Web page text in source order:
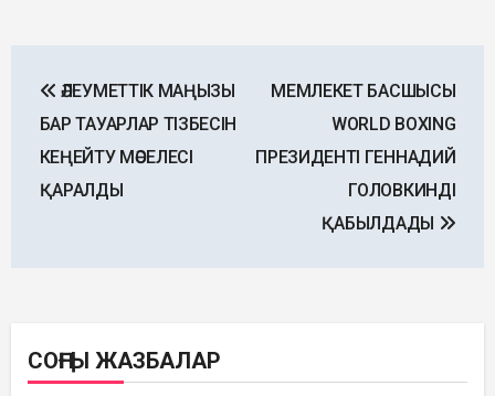
navigation
ӘЛЕУМЕТТІК МАҢЫЗЫ
БАР ТАУАРЛАР ТІЗБЕСІН
КЕҢЕЙТУ МӘСЕЛЕСІ
ҚАРАЛДЫ
МЕМЛЕКЕТ БАСШЫСЫ
WORLD BOXING
ПРЕЗИДЕНТІ ГЕННАДИЙ
ГОЛОВКИНДІ
ҚАБЫЛДАДЫ
СОҢҒЫ ЖАЗБАЛАР